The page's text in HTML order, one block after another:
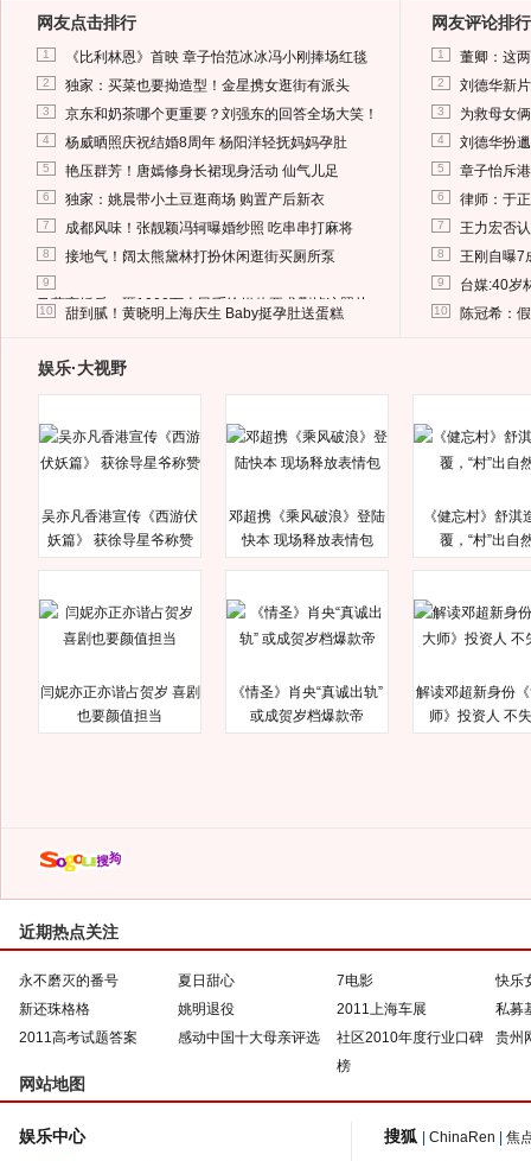
网友点击排行
1 《比利林恩》首映 章子怡范冰冰冯小刚捧场红毯
2 独家：买菜也要拗造型！金星携女逛街有派头
3 京东和奶茶哪个更重要？刘强东的回答全场大笑！
4 杨威晒照庆祝结婚8周年 杨阳洋轻抚妈妈孕肚
5 艳压群芳！唐嫣修身长裙现身活动 仙气儿足
6 独家：姚晨带小土豆逛商场 购置产后新衣
7 成都风味！张靓颖冯轲曝婚纱照 吃串串打麻将
8 接地气！阔太熊黛林打扮休闲逛街买厕所泵
9
马蓉离婚后，砸1000万人民币给媒体要求删掉这照片
10 甜到腻！黄晓明上海庆生 Baby挺孕肚送蛋糕
网友评论排行
1 董卿：这
2 刘德华新
3 为救母女
4 刘德华扮
5 章子怡斥
6 律师：于
7 王力宏否
8 王刚自曝7
9 台媒:40岁
10 陈冠希：
娱乐·大视野
吴亦凡香港宣传《西游伏
妖篇》 获徐导星爷称赞
邓超携《乘风破浪》登陆
快本 现场释放表情包
《健忘村》舒淇
覆，“村”出自
闫妮亦正亦谐占贺岁 喜剧
也要颜值担当
《情圣》肖央“真诚出轨”
或成贺岁档爆款帝
解读邓超新身份
师》投资人 不
近期热点关注
永不磨灭的番号 夏日甜心 7电影
快乐
新还珠格格
姚明退役 2011上海车展
私募
2011高考试题答案
感动中国十大母亲评选
社区2010年度行业口碑
榜
贵州
网站地图
娱乐中心 搜狐 ChinaRen 焦